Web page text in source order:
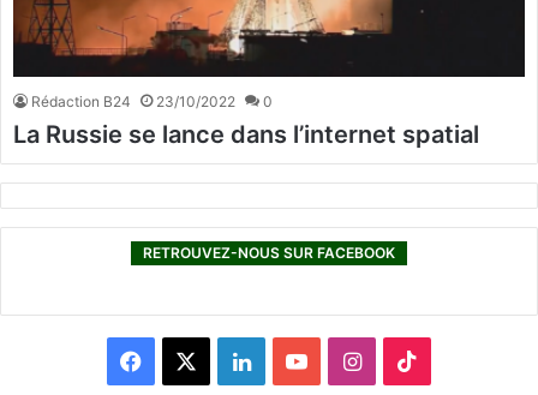
Rédaction B24 23/10/2022 0
La Russie se lance dans l’internet spatial
RETROUVEZ-NOUS SUR FACEBOOK
L
I